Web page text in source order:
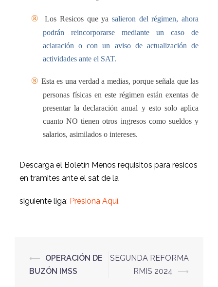
® Los Resicos que ya salieron del régimen, ahora
podrán reincorporarse mediante un caso de
aclaración o con un aviso de actualización de
actividades ante el SAT.
® Esta es una verdad a medias, porque señala que las
personas físicas en este régimen están exentas de
presentar la declaración anual y esto solo aplica
cuanto NO tienen otros ingresos como sueldos y
salarios, asimilados o intereses.
Descarga el Boletín Menos requisitos para resicos
en tramites ante el sat de la
siguiente liga: Presiona Aquí.
⟵
OPERACIÓN DE
BUZÓN IMSS
SEGUNDA REFORMA
RMIS 2024
⟶